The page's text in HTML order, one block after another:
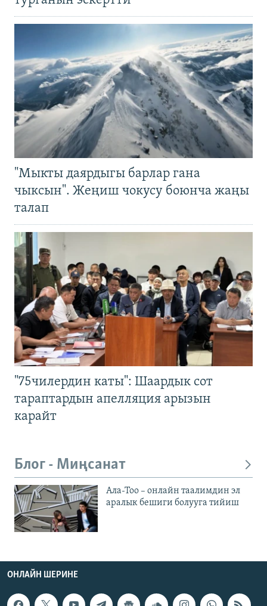
"Мыкты даярдыгы барлар гана
чыксын". Жеңиш чокусу боюнча жаңы
талап
"75чилердин каты": Шаардык сот
тараптардын апелляция арызын
карайт
Блог - Миңсанат
Ала-Тоо – онлайн таалимдин эл
аралык бешиги болууга тийиш
ОНЛАЙН ШЕРИНЕ